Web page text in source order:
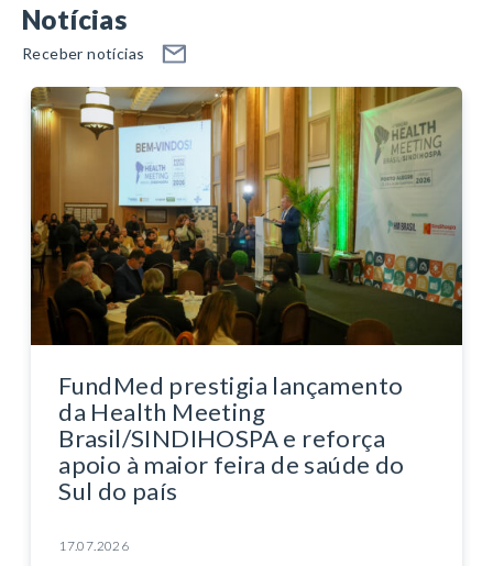
Notícias
Receber notícias
FundMed prestigia lançamento
da Health Meeting
Brasil/SINDIHOSPA e reforça
apoio à maior feira de saúde do
Sul do país
17.07.2026